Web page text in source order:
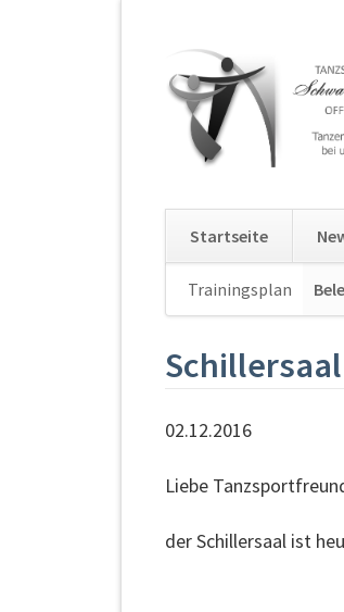
Startseite
überspringen
Trainingsplan
Schillersaal
02.12.2016
Liebe
der Schillersaal ist